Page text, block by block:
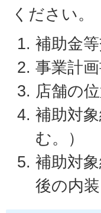
ください。
補助金
事業計
店舗の
補助対
む。）
補助対
後の内